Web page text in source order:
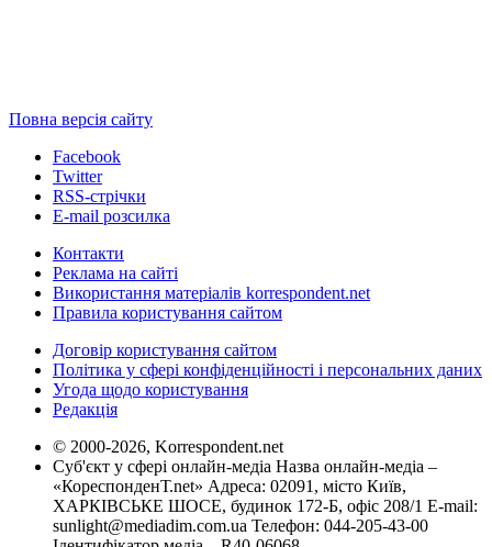
Повна версія сайту
Facebook
Twitter
RSS-стрічки
E-mail розсилка
Контакти
Реклама на сайті
Використання матеріалів korrespondent.net
Правила користування сайтом
Договір користування сайтом
Політика у сфері конфіденційності і персональних даних
Угода щодо користування
Редакція
© 2000-2026, Korrespondent.net
Суб'єкт у сфері онлайн-медіа Назва онлайн-медіа –
«КореспонденТ.net» Адреса: 02091, місто Київ,
ХАРКІВСЬКЕ ШОСЕ, будинок 172-Б, офіс 208/1 E-mail:
sunlight@mediadim.com.ua Телефон: 044-205-43-00